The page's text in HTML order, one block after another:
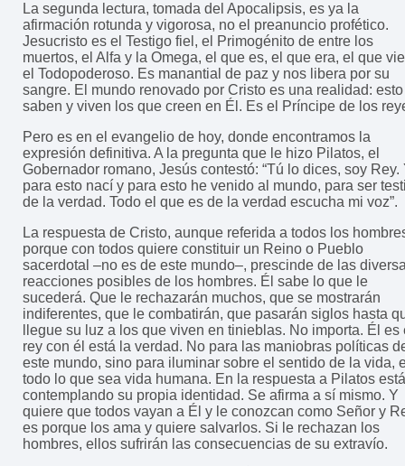
La segunda lectura, tomada del Apocalipsis, es ya la
afirmación rotunda y vigorosa, no el preanuncio profético.
Jesucristo es el Testigo fiel, el Primogénito de entre los
muertos, el Alfa y la Omega, el que es, el que era, el que
el Todopoderoso. Es manantial de paz y nos libera por su
sangre. El mundo renovado por Cristo es una realidad:
saben y viven los que creen en Él. Es el Príncipe de los
Pero es en el evangelio de hoy, donde encontramos la
expresión definitiva. A la pregunta que le hizo Pilatos, el
Gobernador romano, Jesús contestó: “Tú lo dices, soy Rey.
para esto nací y para esto he venido al mundo, para ser
de la verdad. Todo el que es de la verdad escucha mi voz”.
La respuesta de Cristo, aunque referida a todos los
porque con todos quiere constituir un Reino o Pueblo
sacerdotal –no es de este mundo–, prescinde de las
reacciones posibles de los hombres. Él sabe lo que le
sucederá. Que le rechazarán muchos, que se mostrarán
indiferentes, que le combatirán, que pasarán siglos hasta
llegue su luz a los que viven en tinieblas. No importa. Él es
rey con él está la verdad. No para las maniobras políticas
este mundo, sino para iluminar sobre el sentido de la vida,
todo lo que sea vida humana. En la respuesta a Pilatos está
contemplando su propia identidad. Se afirma a sí mismo. Y
quiere que todos vayan a Él y le conozcan como Señor y
es porque los ama y quiere salvarlos. Si le rechazan los
hombres, ellos sufrirán las consecuencias de su extravío.